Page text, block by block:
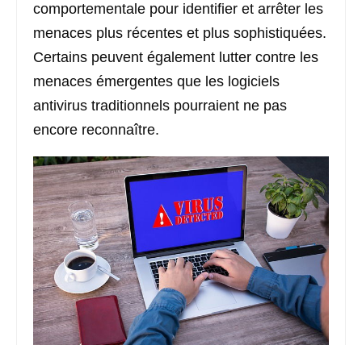
comportementale pour identifier et arrêter les
menaces plus récentes et plus sophistiquées.
Certains peuvent également lutter contre les
menaces émergentes que les logiciels
antivirus traditionnels pourraient ne pas
encore reconnaître.